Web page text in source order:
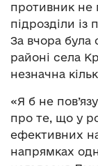
противник не
підрозділи
За вчора була
районі села
незначна
«Я б не
про те, що у
ефективних
напрямках